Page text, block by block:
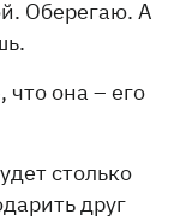
Оберегаю. А
она – его
столько
друг